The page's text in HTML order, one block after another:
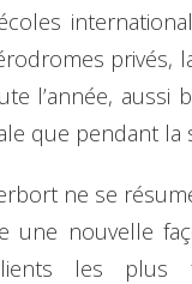
privés,
l’année, aussi
que pendant la
ne se
une nouvelle
les plus